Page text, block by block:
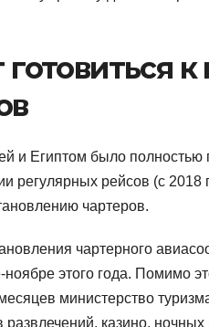
и Египтом было
регулярных рейсов (с
чартеров.
чартерного
этого года. Помимо
министерство
казино,